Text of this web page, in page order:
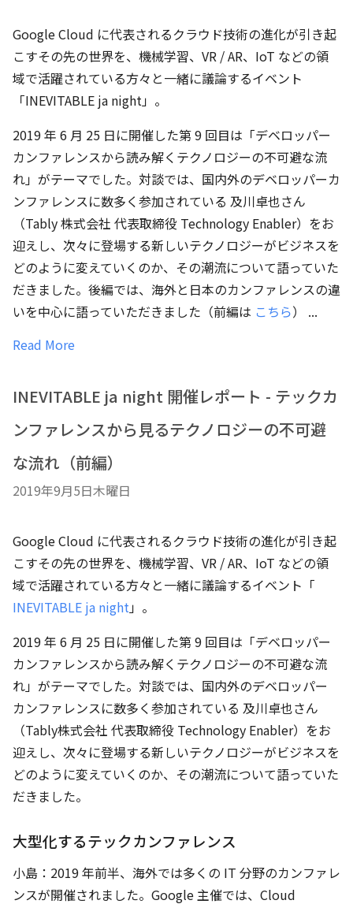
Google Cloud に代表されるクラウド技術の進化が引き起
こすその先の世界を、機械学習、VR / AR、IoT などの領
域で活躍されている方々と一緒に議論するイベント
「INEVITABLE ja night」。
2019 年 6 月 25 日に開催した第 9 回目は「デベロッパー
カンファレンスから読み解くテクノロジーの不可避な流
れ」がテーマでした。対談では、国内外のデベロッパーカ
ンファレンスに数多く参加されている 及川卓也さん
（Tably 株式会社 代表取締役 Technology Enabler）をお
迎えし、次々に登場する新しいテクノロジーがビジネスを
どのように変えていくのか、その潮流について語っていた
だきました。後編では、海外と日本のカンファレンスの違
いを中心に語っていただきました（前編は こちら） ...
Read More
INEVITABLE ja night 開催レポート - テックカ
ンファレンスから見るテクノロジーの不可避
な流れ（前編）
2019年9月5日木曜日
Google Cloud に代表されるクラウド技術の進化が引き起
こすその先の世界を、機械学習、VR / AR、IoT などの領
域で活躍されている方々と一緒に議論するイベント「
INEVITABLE ja night」。
2019 年 6 月 25 日に開催した第 9 回目は「デベロッパー
カンファレンスから読み解くテクノロジーの不可避な流
れ」がテーマでした。対談では、国内外のデベロッパー
カンファレンスに数多く参加されている 及川卓也さん
（Tably株式会社 代表取締役 Technology Enabler）をお
迎えし、次々に登場する新しいテクノロジーがビジネスを
どのように変えていくのか、その潮流について語っていた
だきました。
大型化するテックカンファレンス
小島：2019 年前半、海外では多くの IT 分野のカンファレ
ンスが開催されました。Google 主催では、Cloud